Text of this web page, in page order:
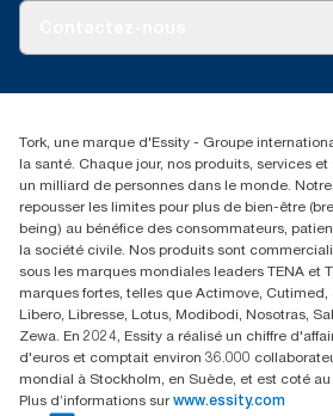
Reclamation pour distributeurs
+41 (0)848/810152
Essity Switzerland AG
Parkstraße 1b
6214 Schenkon
Lundi-jeudi 8:00-16:30 | Vendredi
GLN: 7609999000928
Tork, une marque d'Essity - Groupe
la santé. Chaque jour, nos produits, services
un milliard de personnes dans le monde.
repousser les limites pour plus de bien-être
being) au bénéfice des consommateurs,
la société civile. Nos produits sont
sous les marques mondiales leaders TENA et
marques fortes, telles que Actimove, Cutimed,
Libero, Libresse, Lotus, Modibodi, Nosotras,
Zewa. En 2024, Essity a réalisé un chiffre
d'euros et comptait environ 36.000
mondial à Stockholm, en Suède, et est coté
Plus d’informations sur www.essity.com